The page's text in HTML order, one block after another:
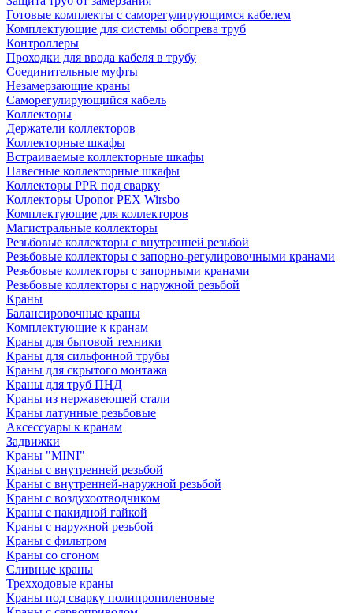
Готовые комплекты с саморегулирующимся кабелем
Комплектующие для системы обогрева труб
Контроллеры
Проходки для ввода кабеля в трубу
Соединительные муфты
Незамерзающие краны
Саморегулирующийся кабель
Коллекторы
Держатели коллекторов
Коллекторные шкафы
Встраиваемые коллекторные шкафы
Навесные коллекторные шкафы
Коллекторы PPR под сварку
Коллекторы Uponor PEX Wirsbo
Комплектующие для коллекторов
Магистральные коллекторы
Резьбовые коллекторы с внутренней резьбой
Резьбовые коллекторы с запорно-регулировочными кранами
Резьбовые коллекторы с запорными кранами
Резьбовые коллекторы с наружной резьбой
Краны
Балансировочные краны
Комплектующие к кранам
Краны для бытовой техники
Краны для сильфонной трубы
Краны для скрытого монтажа
Краны для труб ПНД
Краны из нержавеющей стали
Краны латунные резьбовые
Аксессуары к кранам
Задвижки
Краны "MINI"
Краны с внутренней резьбой
Краны с внутренней-наружной резьбой
Краны с воздухоотводчиком
Краны с накидной гайкой
Краны с наружной резьбой
Краны с фильтром
Краны со сгоном
Сливные краны
Трехходовые краны
Краны под сварку полипропиленовые